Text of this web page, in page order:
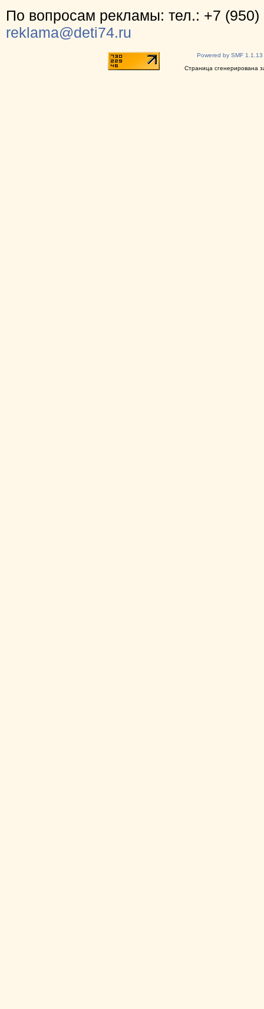
По вопросам рекламы: тел.: +7 (950)
reklama@deti74.ru
Powered by SMF 1.1.13
Страница сгенерирована